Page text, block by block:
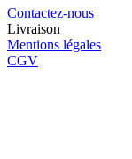
Contactez-nous
Livraison
Mentions légales
CGV